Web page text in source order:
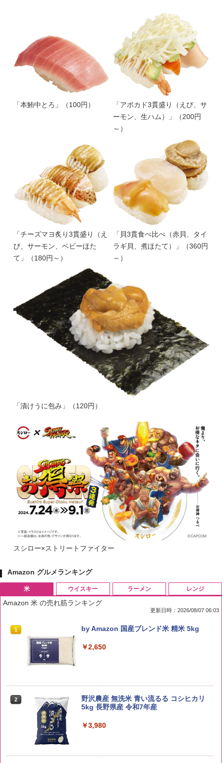
「本鮪中とろ」（100円）
「アボカド3貫盛り（えび、サ
ーモン、生ハム）」（200円
～）
「チーズマヨ炙り3貫盛り（え
び、サーモン、ベビーほた
て」（180円～）
「貝3貫食べ比べ（赤貝、タイ
ラギ貝、煮ほたて）」（360円
～）
「漬けうに包み」（120円）
スシロー×ストリートファイター
Amazon グルメランキング
米
Amazon 米 の売れ筋ランキング
更新日時：2026/08/07 06:03
1 by Amazon 国産ブレンド米 精米 5kg
￥2,650
2
野沢農産 無洗米 青い流るる コシヒカリ
5kg 長野県産 令和7年産
￥3,980
ウイスキー ラーメン レンジ